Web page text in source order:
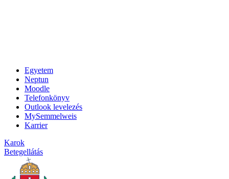
Egyetem
Neptun
Moodle
Telefonkönyv
Outlook levelezés
MySemmelweis
Karrier
Karok
Betegellátás